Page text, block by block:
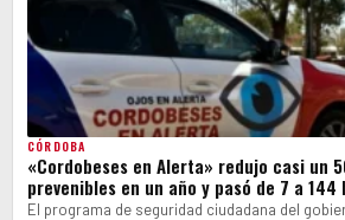
CÓRDOBA
«Cordobeses en Alerta» redujo casi un
prevenibles en un año y pasó de 7 a
El programa de seguridad ciudadana del